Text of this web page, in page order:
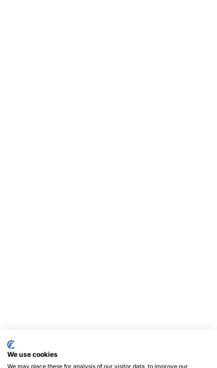
We use cookies
We may place these for analysis of our visitor data, to improve our